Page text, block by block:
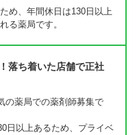
め、年間休日は130日以上
る薬局です。
落ち着いた店舗で正社
の薬局での薬剤師募集で
日以上あるため、プライベ